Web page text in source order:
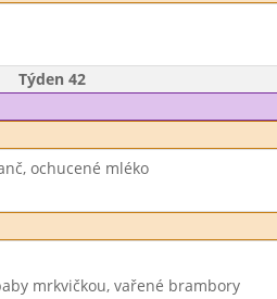
Týden 42
ochucené mléko
mrkvičkou, vařené brambory